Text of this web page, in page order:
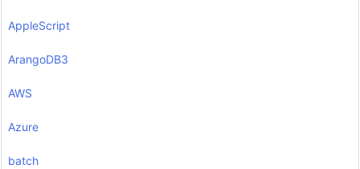
AppleScript
ArangoDB3
AWS
Azure
batch